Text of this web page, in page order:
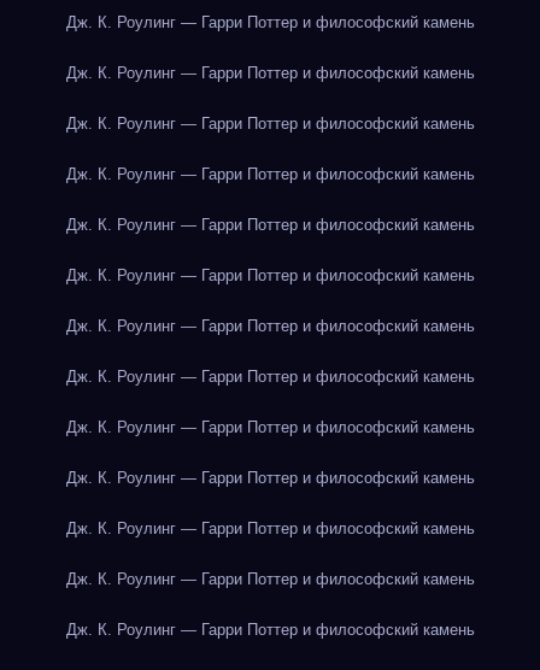
Дж. К. Роулинг — Гарри Поттер и философский камень
Дж. К. Роулинг — Гарри Поттер и философский камень
Дж. К. Роулинг — Гарри Поттер и философский камень
Дж. К. Роулинг — Гарри Поттер и философский камень
Дж. К. Роулинг — Гарри Поттер и философский камень
Дж. К. Роулинг — Гарри Поттер и философский камень
Дж. К. Роулинг — Гарри Поттер и философский камень
Дж. К. Роулинг — Гарри Поттер и философский камень
Дж. К. Роулинг — Гарри Поттер и философский камень
Дж. К. Роулинг — Гарри Поттер и философский камень
Дж. К. Роулинг — Гарри Поттер и философский камень
Дж. К. Роулинг — Гарри Поттер и философский камень
Дж. К. Роулинг — Гарри Поттер и философский камень